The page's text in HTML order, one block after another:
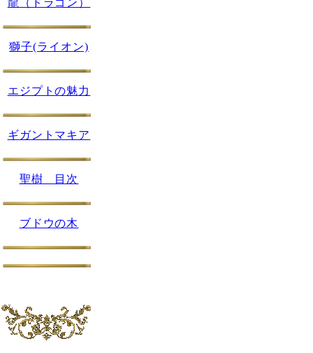
龍（ドラゴン）
獅子(ライオン)
エジプトの魅力
ギガントマキア
聖樹 目次
ブドウの木